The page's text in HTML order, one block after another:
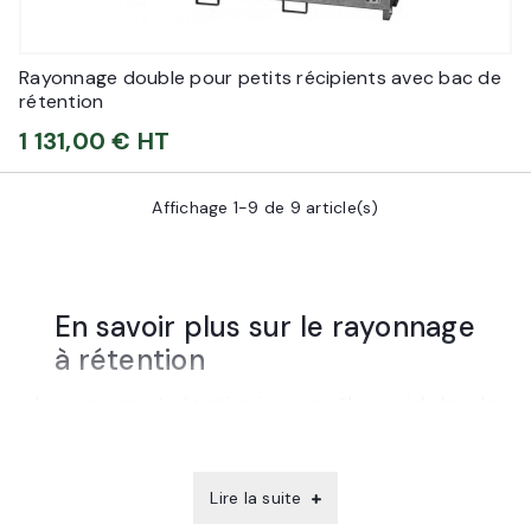
Rayonnage double pour petits récipients avec bac de
rétention
1 131,00 € HT
Affichage 1-9 de 9 article(s)
En savoir plus sur le rayonnage
à rétention
sécurité des employés et la protection de
Lire la suite